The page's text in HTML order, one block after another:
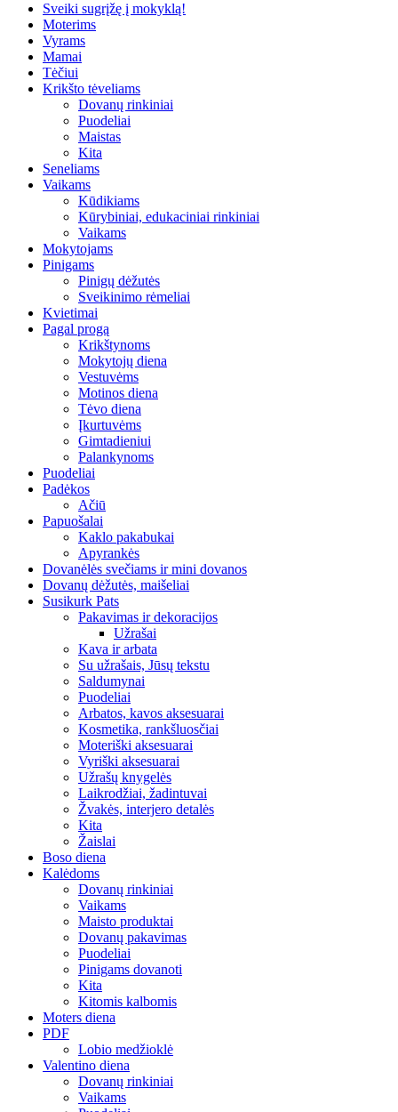
Sveiki sugrįžę į mokyklą!
Moterims
Vyrams
Mamai
Tėčiui
Krikšto tėveliams
Dovanų rinkiniai
Puodeliai
Maistas
Kita
Seneliams
Vaikams
Kūdikiams
Kūrybiniai, edukaciniai rinkiniai
Vaikams
Mokytojams
Pinigams
Pinigų dėžutės
Sveikinimo rėmeliai
Kvietimai
Pagal progą
Krikštynoms
Mokytojų diena
Vestuvėms
Motinos diena
Tėvo diena
Įkurtuvėms
Gimtadieniui
Palankynoms
Puodeliai
Padėkos
Ačiū
Papuošalai
Kaklo pakabukai
Apyrankės
Dovanėlės svečiams ir mini dovanos
Dovanų dėžutės, maišeliai
Susikurk Pats
Pakavimas ir dekoracijos
Užrašai
Kava ir arbata
Su užrašais, Jūsų tekstu
Saldumynai
Puodeliai
Arbatos, kavos aksesuarai
Kosmetika, rankšluosčiai
Moteriški aksesuarai
Vyriški aksesuarai
Užrašų knygelės
Laikrodžiai, žadintuvai
Žvakės, interjero detalės
Kita
Žaislai
Boso diena
Kalėdoms
Dovanų rinkiniai
Vaikams
Maisto produktai
Dovanų pakavimas
Puodeliai
Pinigams dovanoti
Kita
Kitomis kalbomis
Moters diena
PDF
Lobio medžioklė
Valentino diena
Dovanų rinkiniai
Vaikams